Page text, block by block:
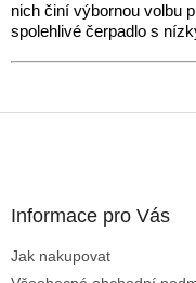
nich činí výbornou volbu
spolehlivé čerpadlo s
Informace pro Vás
Jak nakupovat